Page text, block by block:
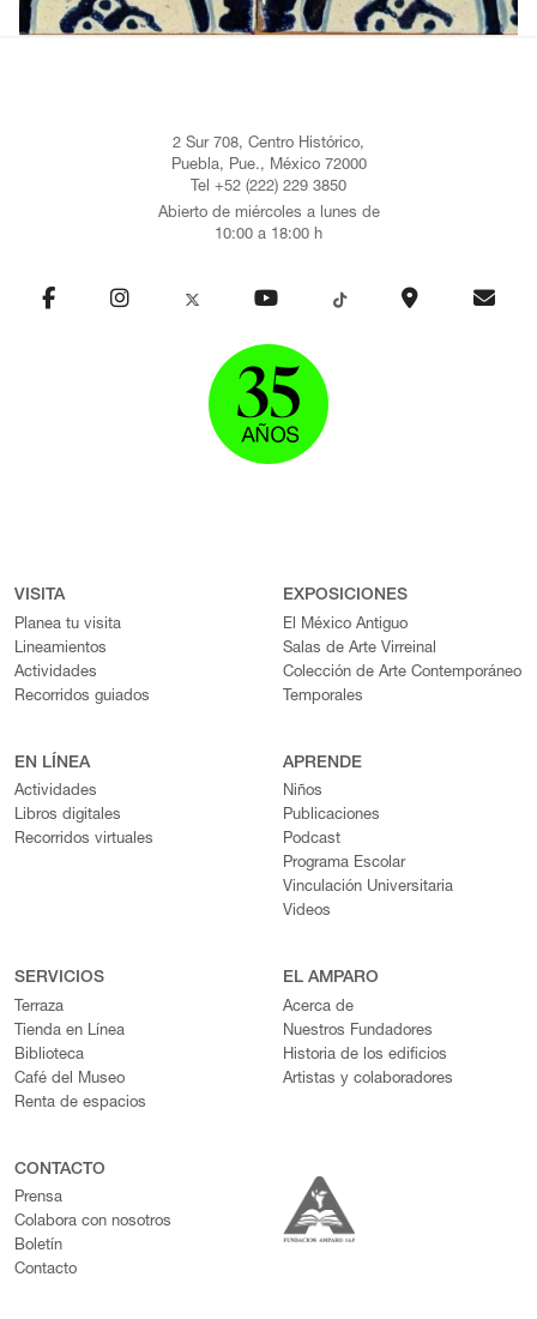
2 Sur 708, Centro Histórico,
Puebla, Pue., México 72000
Tel +52 (222) 229 3850
Abierto de miércoles a lunes de
10:00 a 18:00 h
VISITA
Planea tu visita
Lineamientos
Actividades
Recorridos guiados
EXPOSICIONES
El México Antiguo
Salas de Arte Virreinal
Colección de Arte Contemporáneo
Temporales
EN LÍNEA
Actividades
Libros digitales
Recorridos virtuales
APRENDE
Niños
Publicaciones
Podcast
Programa Escolar
Vinculación Universitaria
Videos
SERVICIOS
Terraza
Tienda en Línea
Biblioteca
Café del Museo
Renta de espacios
EL AMPARO
Acerca de
Nuestros Fundadores
Historia de los edificios
Artistas y colaboradores
CONTACTO
Prensa
Colabora con nosotros
Boletín
Contacto